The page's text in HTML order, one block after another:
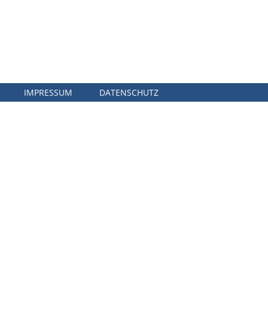
IMPRESSUM DATENSCHUTZ